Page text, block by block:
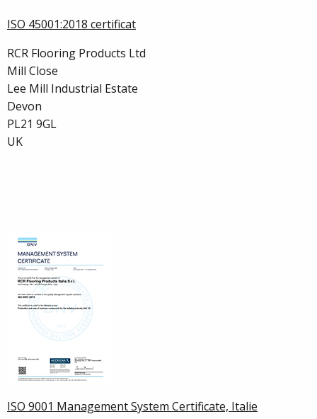
ISO 45001:2018 certificat
RCR Flooring Products Ltd
Mill Close
Lee Mill Industrial Estate
Devon
PL21 9GL
UK
ISO 9001 Management System Certificate, Italie